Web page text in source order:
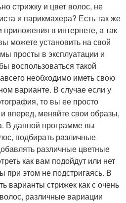
стрижку и цвет волос, не
и парикмахера? Есть так же
в интернете, а так
можете установить на свой
просты в эксплуатации и
воспользоваться такой
необходимо иметь свою
варианте. В случае если у
то вы ее просто
вперед, меняйте свои образы,
В данной программе вы
подбирать различные
различные цветные
как вам подойдут или нет
при этом не подстригаясь. В
варианты стрижек как с очень
различные вариации